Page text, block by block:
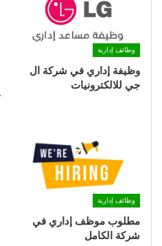
وظائف إدارية
وظيفة إداري في شركة ال
جي للالكترونيات
وظائف إدارية
مطلوب موظف إداري في
شركة الكامل